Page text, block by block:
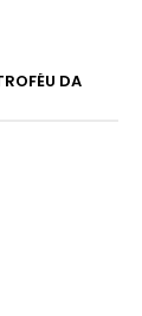
DA